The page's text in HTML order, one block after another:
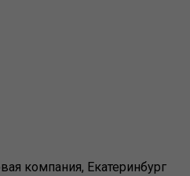
компания, Екатеринбург